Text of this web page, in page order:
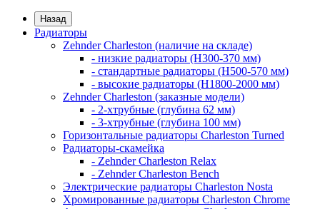
Назад
Радиаторы
Zehnder Charleston (наличие на складе)
- низкие радиаторы (H300-370 мм)
- стандартные радиаторы (H500-570 мм)
- высокие радиаторы (H1800-2000 мм)
Zehnder Charleston (заказные модели)
- 2-хтрубные (глубина 62 мм)
- 3-хтрубные (глубина 100 мм)
Горизонтальные радиаторы Charleston Turned
Радиаторы-скамейка
- Zehnder Charleston Relax
- Zehnder Charleston Bench
Электрические радиаторы Charleston Nosta
Хромированные радиаторы Charleston Chrome